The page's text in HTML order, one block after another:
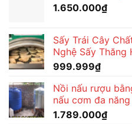
1.650.000₫
Sấy Trái Cây
Nghệ Sấy Thăng
999.999₫
Nồi nấu rượu
nấu cơm đa năng
1.789.000₫